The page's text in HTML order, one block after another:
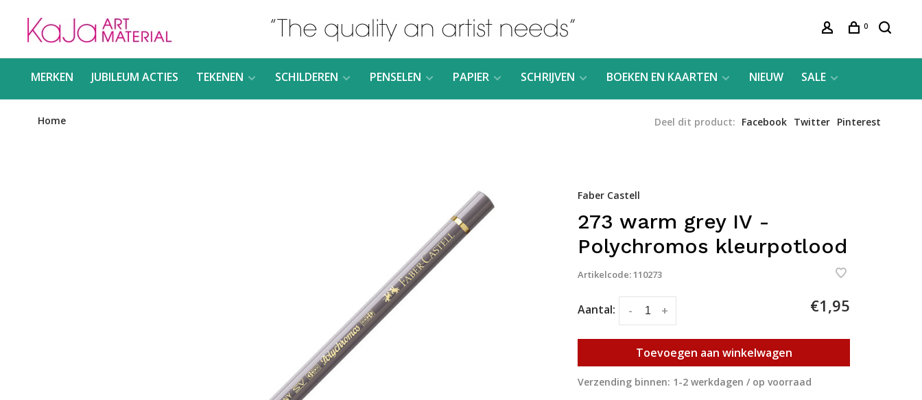
0
MERKEN JUBILEUM ACTIES TEKENEN SCHILDEREN PENSELEN PAPIER SCHRIJVEN BOEKEN EN KAARTEN NIEUW SALE
Home Deel dit product: Facebook Twitter Pinterest
Faber Castell
273 warm grey IV -
Polychromos kleurpotlood
Artikelcode:110273
Aantal: +
- €1,95
Toevoegen aan winkelwagen
Verzending binnen: 1-2 werkdagen / op voorraad